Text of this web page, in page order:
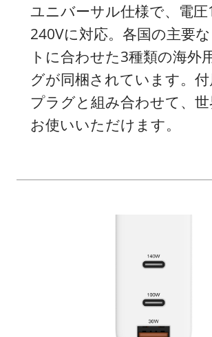
ユニバーサル仕様で、電圧
240Vに対応。各国の主要
トに合わせた3種類の海外
グが同梱されています。
プラグと組み合わせて、
お使いいただけます。